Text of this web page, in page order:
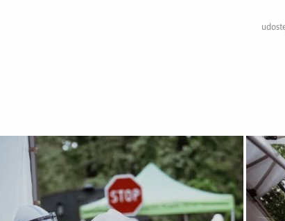
załącznik Punkt pobierania wymazów w GnieźnieOtwórz